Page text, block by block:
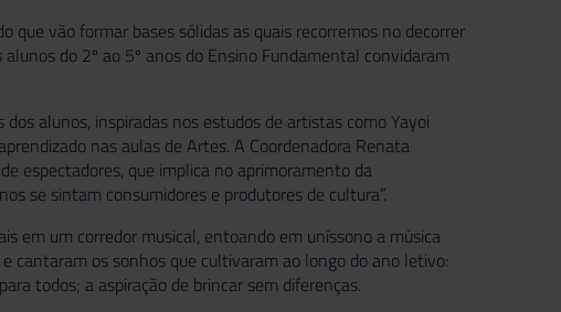
que vão formar bases sólidas as quais recorremos no decorrer
do 2º ao 5º anos do Ensino Fundamental convidaram
alunos, inspiradas nos estudos de artistas como Yayoi
nas aulas de Artes. A Coordenadora Renata
espectadores, que implica no aprimoramento da
se sintam consumidores e produtores de cultura”.
em um corredor musical, entoando em uníssono a música
cantaram os sonhos que cultivaram ao longo do ano letivo:
todos; a aspiração de brincar sem diferenças.